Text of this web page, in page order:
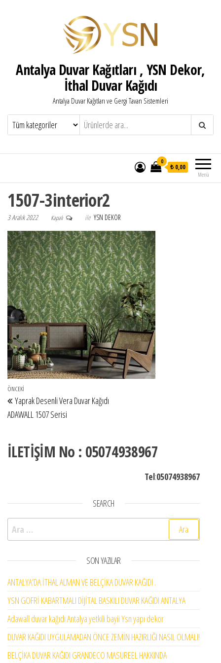
Antalya Duvar Kağıtları , YSN Dekor,
İthal Duvar Kağıdı
Antalya Duvar Kağıtları ve Gergi Tavan Sistemleri
Menü
0
₺ 0,00
1507-3interior2
3 Aralık 2022 Kapalı ile YSN DEKOR
Yazı gezinmesi
Önceki Yazı
ÖNCEKI
Yaprak Desenli Vera Duvar Kağıdı
ADAWALL 1507 Serisi
İLETİŞİM No : 05074938967
Tel:05074938967
SEARCH
Arama:
SON YAZILAR
ANTALYA’DA İTHAL ALMAN VE BELÇİKA DUVAR KAĞIDI .
YSN GOFRİ KABARTMALI DİJİTAL BASKILI DUVAR KAĞIDI ANTALYA
Adawall duvar kağıdı Antalya yetkili bayii Ysn yapı dekor
DUVAR KAĞIDI UYGULAMADAN ÖNCE ZEMİN HAZIRLIĞI NASIL OLMALI!
BELÇİKA DUVAR KAĞIDI GRANDECO MASUREEL HAKKINDA